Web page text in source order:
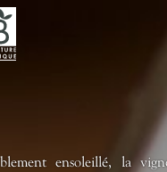
ensoleillé, la